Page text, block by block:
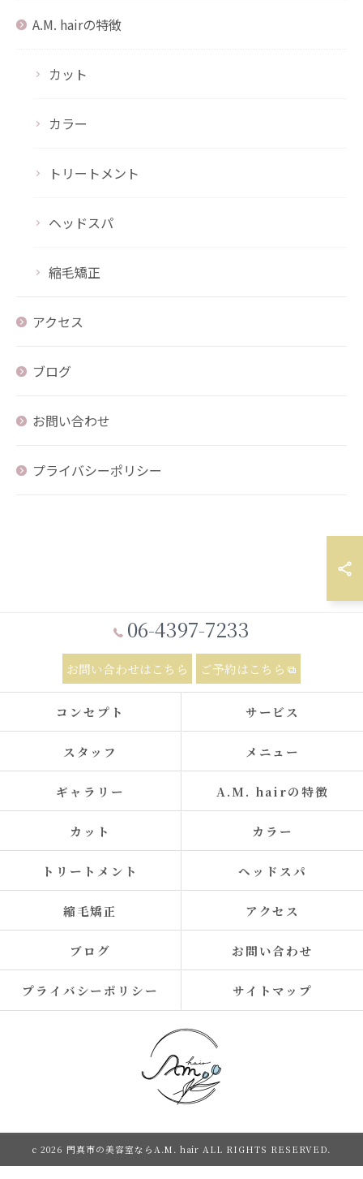
A.M. hairの特徴
カット
カラー
トリートメント
ヘッドスパ
縮毛矯正
アクセス
ブログ
お問い合わせ
プライバシーポリシー
06-4397-7233
お問い合わせはこちら ご予約はこちら
コンセプト サービス
スタッフ メニュー
ギャラリー A.M. hairの特徴
カット カラー
トリートメント ヘッドスパ
縮毛矯正 アクセス
ブログ お問い合わせ
プライバシーポリシー サイトマップ
c 2026 門真市の美容室ならA.M. hair ALL RIGHTS RESERVED.